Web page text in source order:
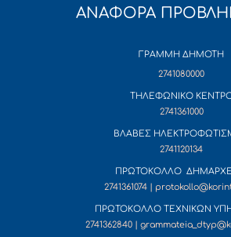
ΑΝΑΦΟΡΑ
ΓΡΑΜΜΗ ΔΗΜΟΤΗ
2741080000
ΤΗΛΕΦΩΝΙΚΟ
2741361000
ΒΛΑΒΕΣ
2741120134
ΠΡΩΤΟΚΟΛΛΟ
2741361074 |
ΠΡΩΤΟΚΟΛΛΟ ΤΕΧΝΙΚΩΝ
2741362840 |